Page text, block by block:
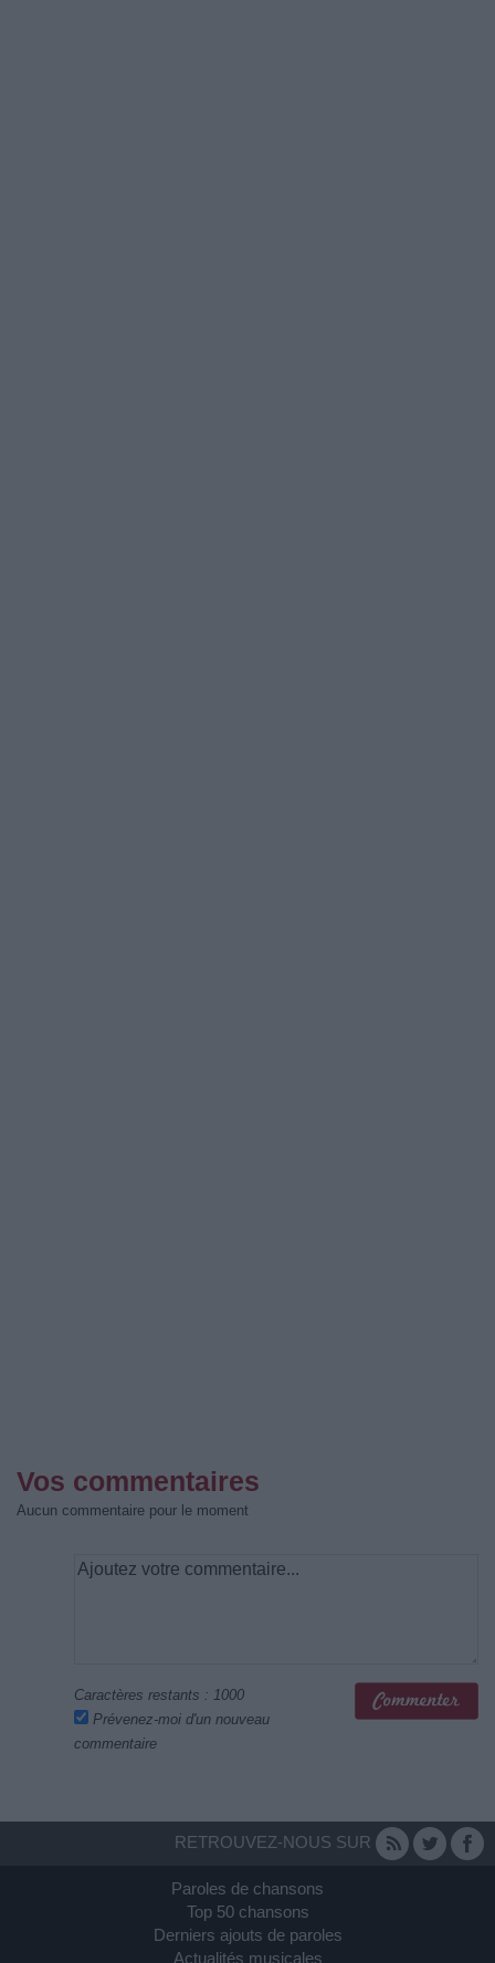
Vos commentaires
Aucun commentaire pour le moment
Caractères restants : 1000
Prévenez-moi d'un nouveau
commentaire
RETROUVEZ-NOUS SUR
Paroles de chansons
Top 50 chansons
Derniers ajouts de paroles
Actualités musicales